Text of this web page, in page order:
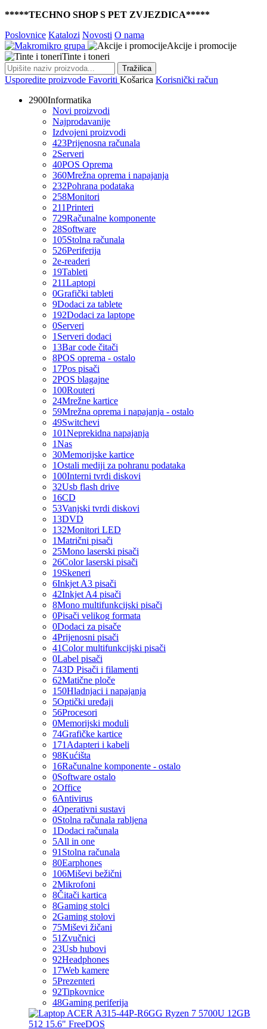
*****TECHNO SHOP S PET ZVJEZDICA*****
Poslovnice Katalozi Novosti O nama
Akcije i promocije
Tinte i toneri
Tražilica
Usporedite proizvode Favoriti Košarica Korisnički račun
2900Informatika
Novi proizvodi
Najprodavanije
Izdvojeni proizvodi
423Prijenosna računala
2Serveri
40POS Oprema
360Mrežna oprema i napajanja
232Pohrana podataka
258Monitori
211Printeri
729Računalne komponente
28Software
105Stolna računala
526Periferija
2e-readeri
19Tableti
211Laptopi
0Grafički tableti
9Dodaci za tablete
192Dodaci za laptope
0Serveri
1 Serveri dodaci
13Bar code čitači
8POS oprema - ostalo
17Pos pisači
2POS blagajne
100Routeri
24Mrežne kartice
59Mrežna oprema i napajanja - ostalo
49Switchevi
101Neprekidna napajanja
1Nas
30Memorijske kartice
1Ostali mediji za pohranu podataka
100Interni tvrdi diskovi
32Usb flash drive
16CD
53Vanjski tvrdi diskovi
13DVD
132Monitori LED
1Matrični pisači
25Mono laserski pisači
26Color laserski pisači
19Skeneri
6Inkjet A3 pisači
42Inkjet A4 pisači
8Mono multifunkcijski pisači
0Pisači velikog formata
0Dodaci za pisače
4Prijenosni pisači
41Color multifunkcijski pisači
0Label pisači
743D Pisači i filamenti
62Matične ploče
150Hladnjaci i napajanja
5Optički uređaji
56Procesori
0Memorijski moduli
74Grafičke kartice
171 Adapteri i kabeli
98Kućišta
16Računalne komponente - ostalo
0Software ostalo
2Office
6Antivirus
4Operativni sustavi
0Stolna računala rabljena
1Dodaci računala
5All in one
91 Stolna računala
80Earphones
106Miševi bežični
2Mikrofoni
8Čitači kartica
8Gaming stolci
2Gaming stolovi
75Miševi žičani
51 Zvučnici
23Usb hubovi
92Headphones
17Web kamere
5Prezenteri
92Tipkovnice
48Gaming periferija